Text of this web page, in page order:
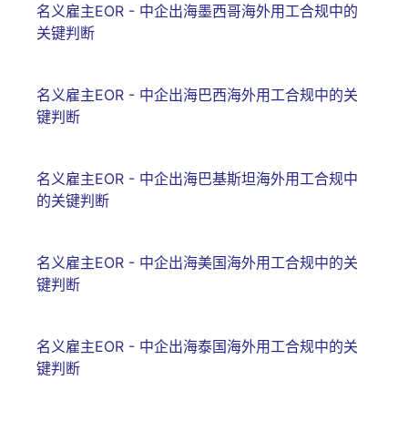
名义雇主EOR - 中企出海墨西哥海外用工合规中的
关键判断
名义雇主EOR - 中企出海巴西海外用工合规中的关
键判断
名义雇主EOR - 中企出海巴基斯坦海外用工合规中
的关键判断
名义雇主EOR - 中企出海美国海外用工合规中的关
键判断
名义雇主EOR - 中企出海泰国海外用工合规中的关
键判断